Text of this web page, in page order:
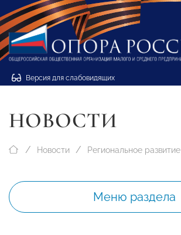
Версия для слабовидящих
НОВОСТИ
Новости Региональное развитие
Меню раздела